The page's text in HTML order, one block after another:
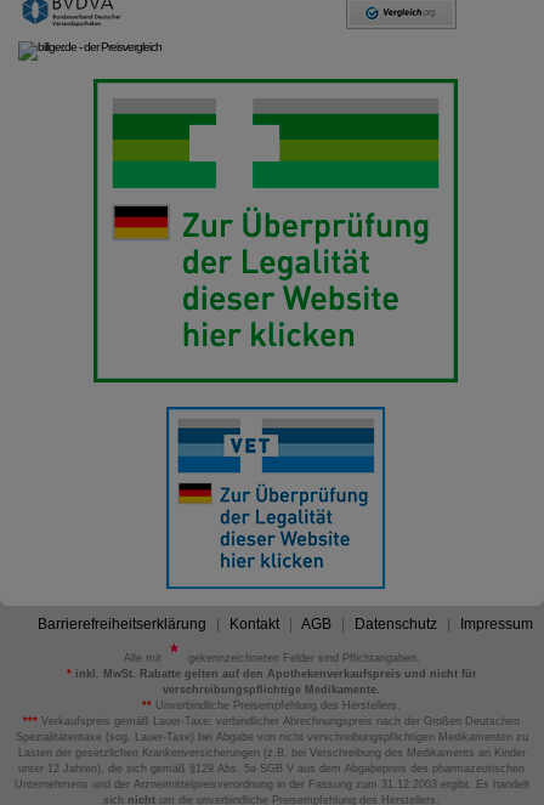
Barrierefreiheitserklärung Kontakt AGB Datenschutz Impressum
Alle mit
gekennzeichneten Felder sind Pflichtangaben.
*inkl. MwSt. Rabatte gelten auf den Apothekenverkaufspreis und nicht für
verschreibungspflichtige Medikamente.
** Unverbindliche Preisempfehlung des Herstellers.
*** Verkaufspreis gemäß Lauer-Taxe; verbindlicher Abrechnungspreis nach der Großen Deutschen
Spezialitätentaxe (sog. Lauer-Taxe) bei Abgabe von nicht verschreibungspflichtigen Medikamenten zu
Lasten der gesetzlichen Krankenversicherungen (z.B. bei Verschreibung des Medikaments an Kinder
unter 12 Jahren), die sich gemäß §129 Abs. 5a SGB V aus dem Abgabepreis des pharmazeutischen
Unternehmens und der Arzneimittelpreisverordnung in der Fassung zum 31.12.2003 ergibt. Es handelt
sich nicht um die unverbindliche Preisempfehlung des Herstellers.